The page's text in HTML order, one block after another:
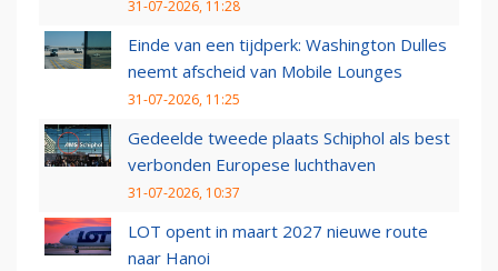
31-07-2026, 11:28
Einde van een tijdperk: Washington Dulles
neemt afscheid van Mobile Lounges
31-07-2026, 11:25
Gedeelde tweede plaats Schiphol als best
verbonden Europese luchthaven
31-07-2026, 10:37
LOT opent in maart 2027 nieuwe route
naar Hanoi